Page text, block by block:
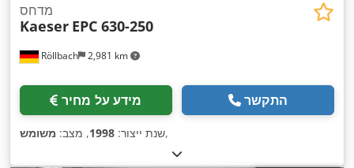
Röllbach 2,981 km
מדחס
Kaeser EPC 630-250
מידע על מחיר התקשר
שנת ייצור: 1998, מצב: משומש ,